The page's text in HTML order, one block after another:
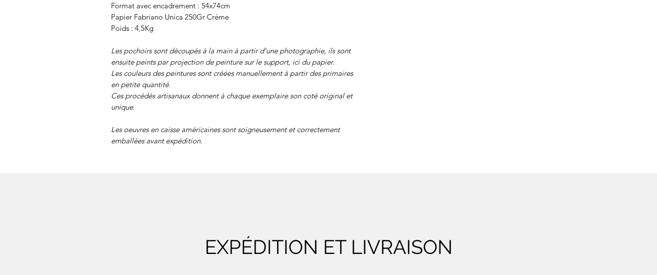
Format avec encadrement : 54x74cm
Papier Fabriano Unica 250Gr Créme
Poids : 4,5Kg
Les pochoirs sont découpés à la main à partir d'une photographie, ils sont
ensuite peints par projection de peinture sur le support, ici du papier.
Les couleurs des peintures sont créées manuellement à partir des primaires
en petite quantité.
Ces procédés artisanaux donnent à chaque exemplaire son coté original et
unique.
Les oeuvres en caisse américaines sont soigneusement et correctement
emballées avant expédition.
EXPÉDITION ET LIVRAISON